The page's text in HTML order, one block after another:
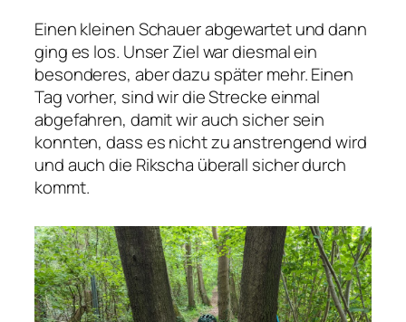
Einen kleinen Schauer abgewartet und dann
ging es los. Unser Ziel war diesmal ein
besonderes, aber dazu später mehr. Einen
Tag vorher, sind wir die Strecke einmal
abgefahren, damit wir auch sicher sein
konnten, dass es nicht zu anstrengend wird
und auch die Rikscha überall sicher durch
kommt.